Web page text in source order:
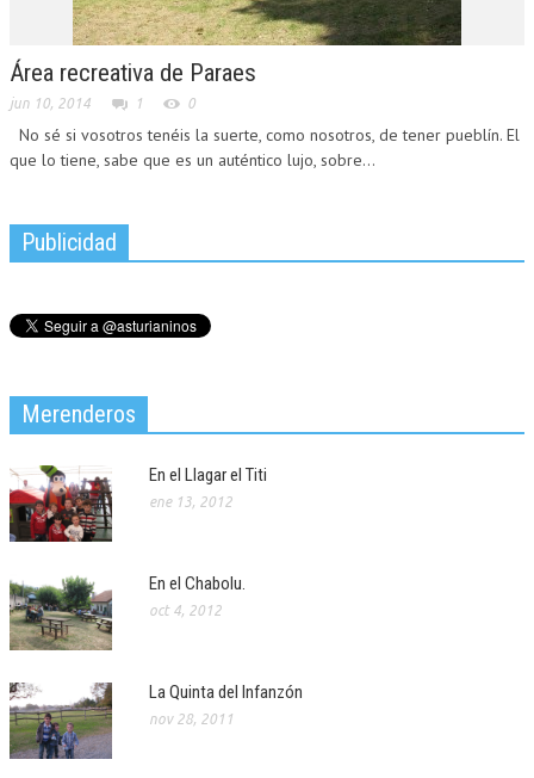
Área recreativa de Paraes
jun 10, 2014 1 0
No sé si vosotros tenéis la suerte, como nosotros, de tener pueblín. El
que lo tiene, sabe que es un auténtico lujo, sobre...
Publicidad
Merenderos
En el Llagar el Titi
ene 13, 2012
En el Chabolu.
oct 4, 2012
La Quinta del Infanzón
nov 28, 2011